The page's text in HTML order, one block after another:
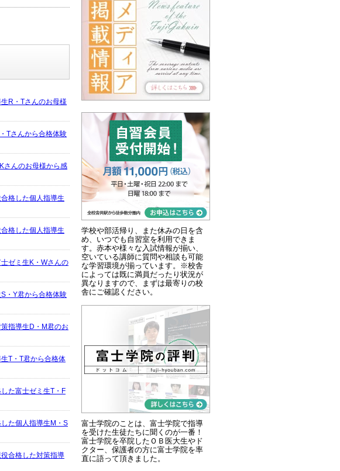
R・Tさんのお母様
Tさんから合格体験
さんのお母様から感
格した個人指導生
格した個人指導生
ゼミ生K・Wさんの
・Y君から合格体験
指導生D・M君のお
T・T君から合格体
た富士ゼミ生T・F
た個人指導生M・S
合格した対策指導
学校や部活帰り、また休みの日を含
め、いつでも自習室を利用できま
す。赤本や様々な入試情報が揃い、
空いている講師に質問や相談も可能
な学習環境が揃っています。※校舎
によっては既に満員だったり状況が
異なりますので、まずは最寄りの校
舎にご確認ください。
富士学院のことは、富士学院で指導
を受けた生徒たちに聞くのが一番！
富士学院を卒院したＯＢ医大生やド
クター、保護者の方に富士学院を率
直に語って頂きました。